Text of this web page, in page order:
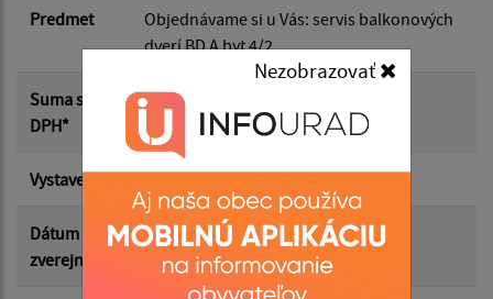
Nezobrazovať
Dátum do:
Suma do:
Predmet
Objednávame si u Vás: servis balkonových
dverí BD A byt 4/2
Suma s
DPH*
61.50 €
Vystavená 20.05.2026
Dátum
zverejnenia
26.05.2026